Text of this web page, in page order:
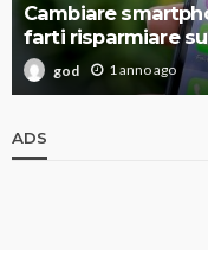
Cambiare
farti risparmiare
god 1 anno ago
ADS